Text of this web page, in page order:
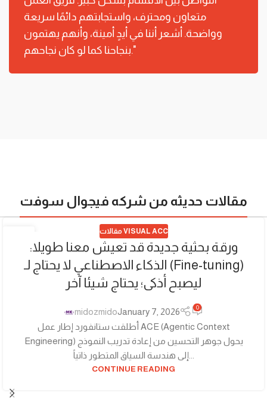
متعاون ومحترف، واستجابتهم دائمًا سريعة
وواضحة. أشعر أننا في أيدٍ أمينة، وأنهم يهتمون
بنجاحنا كما لو كان نجاحهم."
مقالات حديثه من شركه فيجوال سوفت
مقالات VISUAL ACC
ورقة بحثية جديدة قد تعيش معنا طويلا:
الذكاء الاصطناعي لا يحتاج لـ (Fine-tuning)
ليصبح أذكى؛ يحتاج شيئا آخر
midozmidoJanuary 7, 2026 0
أطلقت ستانفورد إطار عمل ACE (Agentic Context
Engineering) يحول جوهر التحسين من إعادة تدريب النموذج
CONTINUE READING